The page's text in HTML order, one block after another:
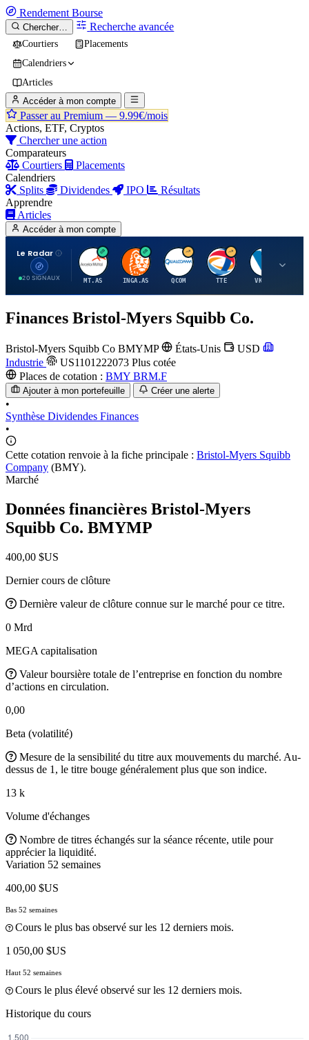
Rendement Bourse
Chercher… Recherche avancée
Courtiers
Placements
Calendriers
Articles
Accéder à mon compte
Passer au Premium — 9.99€/mois
Actions, ETF, Cryptos
Chercher une action
Comparateurs
Courtiers
Placements
Calendriers
Splits
Dividendes IPO
Résultats
Apprendre
Articles
Accéder à mon compte
Le Radar
20 SIGNAUX
A
MT.AS
I
INGA.AS
Q
QCOM
T
TTE VK.PA
Finances Bristol-Myers Squibb Co.
Bristol-Myers Squibb Co BMYMP États-Unis
USD
Industrie
US1101222073 Plus cotée
Places de cotation : BMY BRM.F
Ajouter à mon portefeuille Créer une alerte
•
Synthèse Dividendes Finances
•
Cette cotation renvoie à la fiche principale : Bristol-Myers Squibb
Company (BMY).
Marché
Données financières Bristol-Myers
Squibb Co. BMYMP
400,00 $US
Dernier cours de clôture
Dernière valeur de clôture connue sur le marché pour ce titre.
0 Mrd
MEGA capitalisation
Valeur boursière totale de l’entreprise en fonction du nombre
d’actions en circulation.
0,00
Beta (volatilité)
Mesure de la sensibilité du titre aux mouvements du marché. Au-
dessus de 1, le titre bouge généralement plus que son indice.
13 k
Volume d'échanges
Nombre de titres échangés sur la séance récente, utile pour
apprécier la liquidité.
Variation 52 semaines
400,00 $US
Bas 52 semaines
Cours le plus bas observé sur les 12 derniers mois.
1 050,00 $US
Haut 52 semaines
Cours le plus élevé observé sur les 12 derniers mois.
Historique du cours